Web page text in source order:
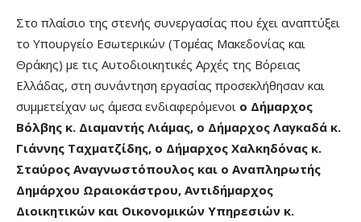
Στο πλαίσιο της στενής συνεργασίας που έχει αναπτύξει
το Υπουργείο Εσωτερικών (Τομέας Μακεδονίας και
Θράκης) με τις Αυτοδιοικητικές Αρχές της Βόρειας
Ελλάδας, στη συνάντηση εργασίας προσεκλήθησαν και
συμμετείχαν ως άμεσα ενδιαφερόμενοι ο Δήμαρχος
Βόλβης κ. Διαμαντής Λιάμας, ο Δήμαρχος Λαγκαδά κ.
Γιάννης Ταχματζίδης, ο Δήμαρχος Χαλκηδόνας κ.
Σταύρος Αναγνωστόπουλος και ο Αναπληρωτής
Δημάρχου Ωραιοκάστρου, Αντιδήμαρχος
Διοικητικών και Οικονομικών Υπηρεσιών κ.